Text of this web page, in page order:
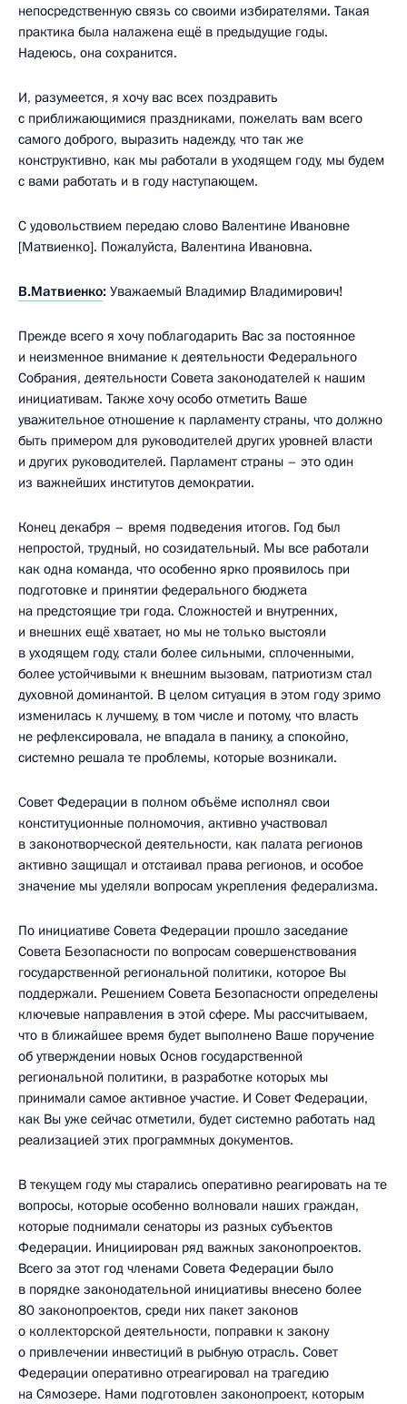
непосредственную связь со своими избирателями. Такая
практика была налажена ещё в предыдущие годы.
Надеюсь, она сохранится.
И, разумеется, я хочу вас всех поздравить
с приближающимися праздниками, пожелать вам всего
самого доброго, выразить надежду, что так же
конструктивно, как мы работали в уходящем году, мы будем
с вами работать и в году наступающем.
С удовольствием передаю слово Валентине Ивановне
[Матвиенко]. Пожалуйста, Валентина Ивановна.
В.Матвиенко: Уважаемый Владимир Владимирович!
Прежде всего я хочу поблагодарить Вас за постоянное
и неизменное внимание к деятельности Федерального
Собрания, деятельности Совета законодателей к нашим
инициативам. Также хочу особо отметить Ваше
уважительное отношение к парламенту страны, что должно
быть примером для руководителей других уровней власти
и других руководителей. Парламент страны – это один
из важнейших институтов демократии.
Конец декабря – время подведения итогов. Год был
непростой, трудный, но созидательный. Мы все работали
как одна команда, что особенно ярко проявилось при
подготовке и принятии федерального бюджета
на предстоящие три года. Сложностей и внутренних,
и внешних ещё хватает, но мы не только выстояли
в уходящем году, стали более сильными, сплоченными,
более устойчивыми к внешним вызовам, патриотизм стал
духовной доминантой. В целом ситуация в этом году зримо
изменилась к лучшему, в том числе и потому, что власть
не рефлексировала, не впадала в панику, а спокойно,
системно решала те проблемы, которые возникали.
Совет Федерации в полном объёме исполнял свои
конституционные полномочия, активно участвовал
в законотворческой деятельности, как палата регионов
активно защищал и отстаивал права регионов, и особое
значение мы уделяли вопросам укрепления федерализма.
По инициативе Совета Федерации прошло заседание
Совета Безопасности по вопросам совершенствования
государственной региональной политики, которое Вы
поддержали. Решением Совета Безопасности определены
ключевые направления в этой сфере. Мы рассчитываем,
что в ближайшее время будет выполнено Ваше поручение
об утверждении новых Основ государственной
региональной политики, в разработке которых мы
принимали самое активное участие. И Совет Федерации,
как Вы уже сейчас отметили, будет системно работать над
реализацией этих программных документов.
В текущем году мы старались оперативно реагировать на те
вопросы, которые особенно волновали наших граждан,
которые поднимали сенаторы из разных субъектов
Федерации. Инициирован ряд важных законопроектов.
Всего за этот год членами Совета Федерации было
в порядке законодательной инициативы внесено более
80 законопроектов, среди них пакет законов
о коллекторской деятельности, поправки к закону
о привлечении инвестиций в рыбную отрасль. Совет
Федерации оперативно отреагировал на трагедию
на Сямозере. Нами подготовлен законопроект, которым